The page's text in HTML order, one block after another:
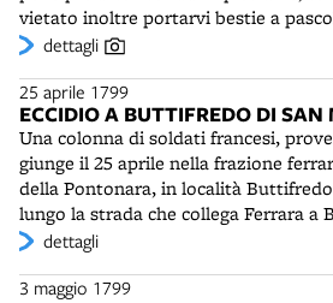
Malalbergo, però, il 21 aprile la guarnigione locale sarà
costretta alla fuga e dovrà rifugiarsi a Bologna. Cento
sarà conquistata il 3 maggio dalle
generale Klenau, nel corso
Imperiali a Ferrara. I patrioti si ritireranno in fretta verso
Bologna, che diventerà l'asilo dei liberali emiliani e
romagnoli.
vietato inoltre portarvi bestie a
possono più attaccare corde e
foglie dei gelsi, indispensabili
subaffittando il giardino per
sportive.
dettagli
25 aprile 1799
ECCIDIO A BUTTIFREDO DI SAN
Una colonna di soldati francesi,
giunge il 25 aprile nella frazione
della Pontonara, in località
lungo la strada che collega Ferrara
generale Mont-Richard, a seguito di
mettono a ferro e fuoco il paese e si
dettagli
3 maggio 1799